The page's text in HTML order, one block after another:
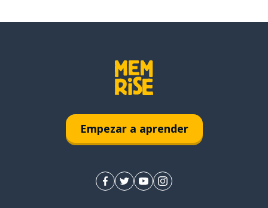
Empezar a aprender